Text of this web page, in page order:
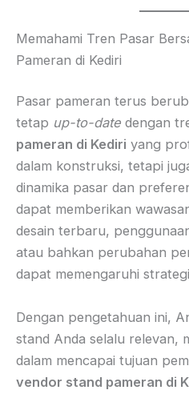
Memahami Tren Pasar
Pameran di Kediri
Pasar pameran terus
tetap up-to-date dengan
pameran di Kediri yang
dalam konstruksi, tetapi
dinamika pasar dan
dapat memberikan
desain terbaru,
atau bahkan perubahan
dapat memengaruhi
Dengan pengetahuan ini,
stand Anda selalu relevan,
dalam mencapai tujuan
vendor stand pameran di